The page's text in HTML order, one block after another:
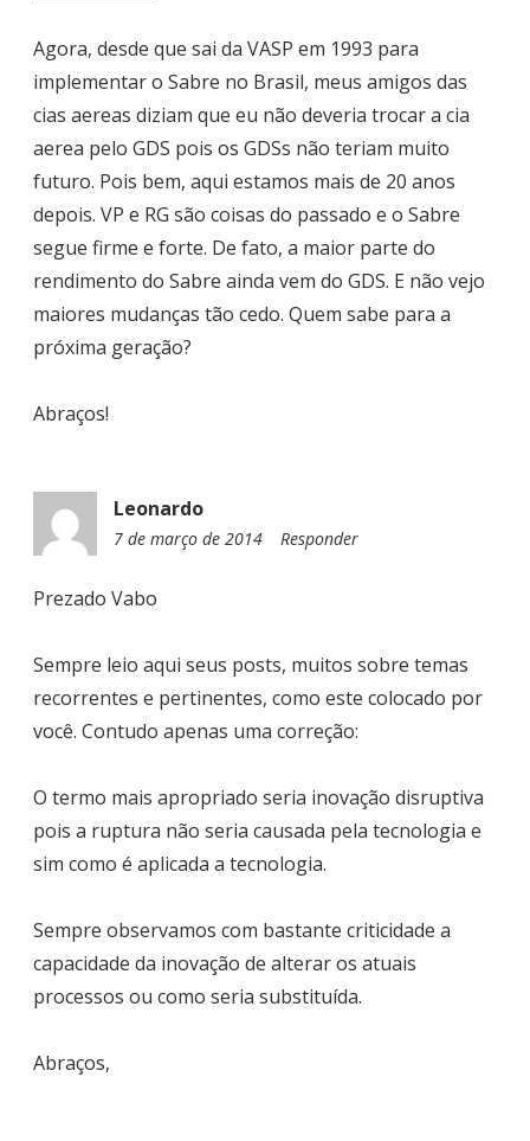
Agora, desde que sai da VASP em 1993 para
implementar o Sabre no Brasil, meus amigos das
cias aereas diziam que eu não deveria trocar a cia
aerea pelo GDS pois os GDSs não teriam muito
futuro. Pois bem, aqui estamos mais de 20 anos
depois. VP e RG são coisas do passado e o Sabre
segue firme e forte. De fato, a maior parte do
rendimento do Sabre ainda vem do GDS. E não vejo
maiores mudanças tão cedo. Quem sabe para a
próxima geração?
Abraços!
Leonardo
7 de março de 2014
1Responder
Prezado Vabo
Sempre leio aqui seus posts, muitos sobre temas
recorrentes e pertinentes, como este colocado por
você. Contudo apenas uma correção:
O termo mais apropriado seria inovação disruptiva
pois a ruptura não seria causada pela tecnologia e
sim como é aplicada a tecnologia.
Sempre observamos com bastante criticidade a
capacidade da inovação de alterar os atuais
processos ou como seria substituída.
Abraços,